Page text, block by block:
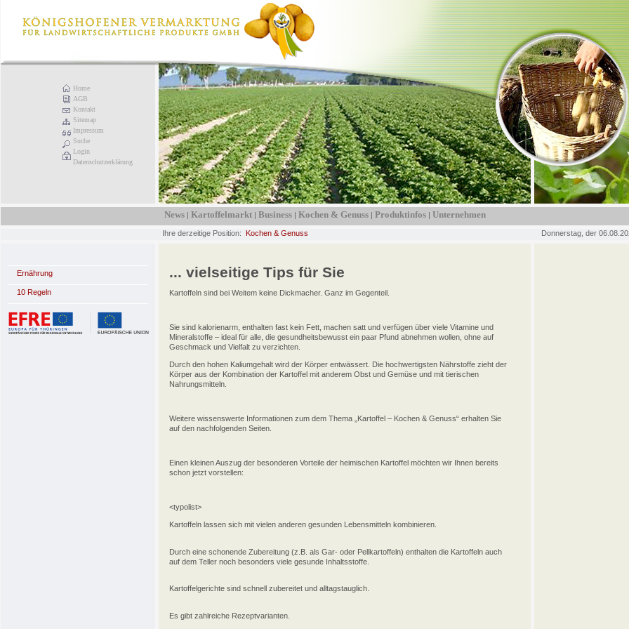
Home
AGB
Kontakt
Sitemap
Impressum
Suche
Login
Datenschutzerklärung
News | Kartoffelmarkt | Business | Kochen & Genuss | Produktinfos | Unternehmen
Ihre derzeitige Position: Kochen & Genuss Donnerstag, der
Ernährung
10 Regeln
... vielseitige Tips für Sie
Kartoffeln sind bei Weitem keine Dickmacher. Ganz im Gegenteil.
Sie sind kalorienarm, enthalten fast kein Fett, machen satt und verfügen über viele Vitamine und
Mineralstoffe – ideal für alle, die gesundheitsbewusst ein paar Pfund abnehmen wollen, ohne auf
Geschmack und Vielfalt zu verzichten.
Durch den hohen Kaliumgehalt wird der Körper entwässert. Die hochwertigsten Nährstoffe zieht der
Körper aus der Kombination der Kartoffel mit anderem Obst und Gemüse und mit tierischen
Nahrungsmitteln.
Weitere wissenswerte Informationen zum dem Thema „Kartoffel – Kochen & Genuss“ erhalten Sie
auf den nachfolgenden Seiten.
Einen kleinen Auszug der besonderen Vorteile der heimischen Kartoffel möchten wir Ihnen bereits
schon jetzt vorstellen:
<typolist>
Kartoffeln lassen sich mit vielen anderen gesunden Lebensmitteln kombinieren.
Durch eine schonende Zubereitung (z.B. als Gar- oder Pellkartoffeln) enthalten die Kartoffeln auch
auf dem Teller noch besonders viele gesunde Inhaltsstoffe.
Kartoffelgerichte sind schnell zubereitet und alltagstauglich.
Es gibt zahlreiche Rezeptvarianten.